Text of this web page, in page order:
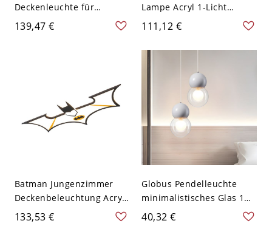
Deckenleuchte für
Kinderzimmer, weiße
Deckenmontage mit
139,47 €
Lampe Acryl 1-Licht
Kindergarten Hängelicht -
110V-120V 15,24 cm Weiß
111,12 €
Batman Jungenzimmer
Deckenbeleuchtung Acryl
LED Cartoon Flush Mount
Licht in Schwarz
133,53 €
Globus Pendelleuchte
minimalistisches Glas 1
Kopf
Deckenabhängungslampe
40,32 €